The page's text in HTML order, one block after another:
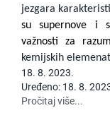
jezgara
su supernove i
važnosti za
kemijskih
18. 8. 2023.
Uređeno: 18. 8.
Pročitaj više...